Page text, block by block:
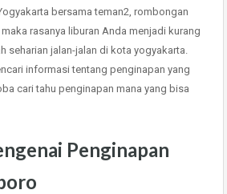
bersama teman2, rombongan
rasanya liburan Anda menjadi kurang
seharian jalan-jalan di kota yogyakarta.
informasi tentang penginapan yang
cari tahu penginapan mana yang bisa
Penginapan